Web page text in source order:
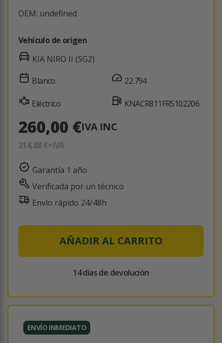
OEM: undefined
Vehículo de origen
KIA NIRO II (SG2)
Blanco
Eléctrico
22.794
KNACR811FR5102206
260,00 €IVA INC
214,88 €+IVA
Garantía 1 año
Verificada por un técnico
Envío rápido 24/48h
AÑADIR AL CARRITO
14 días de devolución
ENVÍO INMEDIATO